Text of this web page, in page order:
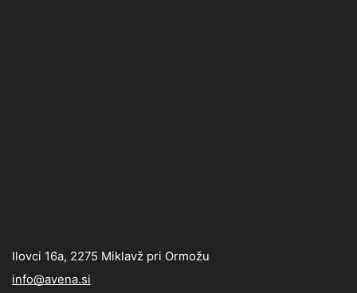
Ilovci 16a, 2275 Miklavž pri Ormožu
info@avena.si